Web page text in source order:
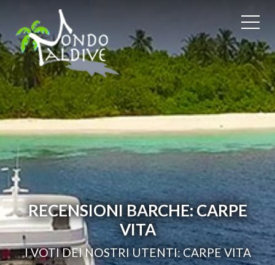
RECENSIONI BARCHE: CARPE
VITA
I VOTI DEI NOSTRI UTENTI: CARPE VITA